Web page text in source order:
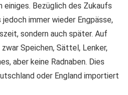
einiges. Bezüglich des Zukaufs
immer wieder Engpässe,
sondern auch später. Auf
Speichen, Sättel, Lenker,
aber keine Radnaben. Dies
oder England importiert